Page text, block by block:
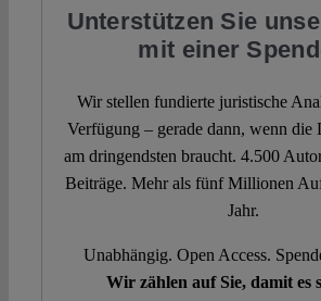
Unterstützen Sie
mit einer
Wir stellen fundierte juristische
Verfügung – gerade dann, wenn die
am dringendsten braucht. 4.500
Beiträge. Mehr als fünf Millionen
Jahr.
Unabhängig. Open Access.
Wir zählen auf Sie, damit es